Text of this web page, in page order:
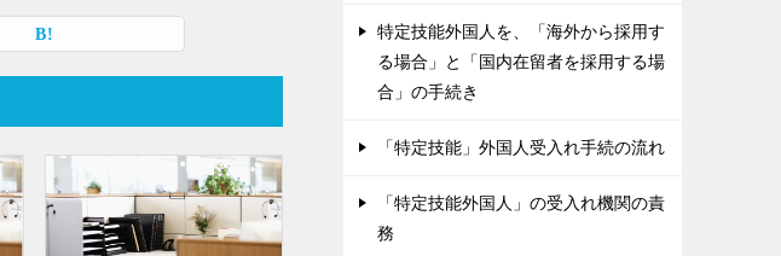
特定技能外国人を、「海外から採用す
る場合」と「国内在留者を採用する場
合」の手続き
「特定技能」外国人受入れ手続の流れ
「特定技能外国人」の受入れ機関の責
務